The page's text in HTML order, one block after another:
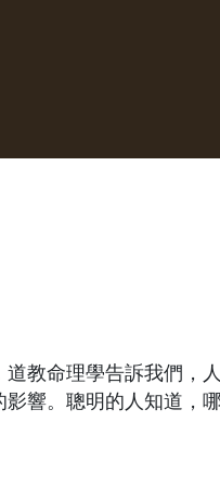
教命理學告訴我們，
響。聰明的人知道，